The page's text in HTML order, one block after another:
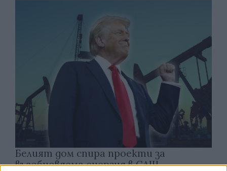
Белият дом спира проекти за
възобновяема енергия в САЩ